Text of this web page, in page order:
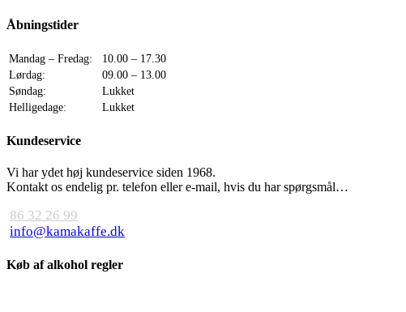
Åbningstider
Mandag – Fredag:
10.00 – 17.30
Lørdag:
09.00 – 13.00
Søndag:
Lukket
Helligedage:
Lukket
Kundeservice
Vi har ydet høj kundeservice siden 1968.
Kontakt os endelig pr. telefon eller e-mail, hvis du har spørgsmål…
86 32 26 99
info@kamakaffe.dk
Køb af alkohol regler